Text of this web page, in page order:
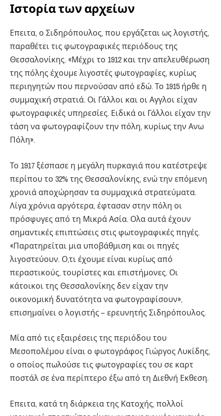
Ιστορία των αρχείων
Επειτα, ο Σιδηρόπουλος, που εργάζεται ως λογιστής,
παραθέτει τις φωτογραφικές περιόδους της
Θεσσαλονίκης. «Μέχρι το 1912 και την απελευθέρωση
της πόλης έχουμε λιγοστές φωτογραφίες, κυρίως
περιηγητών που περνούσαν από εδώ. Το 1915 ήρθε η
συμμαχική στρατιά. Οι Γάλλοι και οι Αγγλοι είχαν
φωτογραφικές υπηρεσίες. Ειδικά οι Γάλλοι είχαν την
τάση να φωτογραφίζουν την πόλη, κυρίως την Ανω
Πόλη».
Το 1917 ξέσπασε η μεγάλη πυρκαγιά που κατέστρεψε
περίπου το 32% της Θεσσαλονίκης, ενώ την επόμενη
χρονιά αποχώρησαν τα συμμαχικά στρατεύματα.
Λίγα χρόνια αργότερα, έφτασαν στην πόλη οι
πρόσφυγες από τη Μικρά Ασία. Ολα αυτά έχουν
σημαντικές επιπτώσεις στις φωτογραφικές πηγές.
«Παρατηρείται μια υποβάθμιση και οι πηγές
λιγοστεύουν. Ο,τι έχουμε είναι κυρίως από
περαστικούς, τουρίστες και επιστήμονες. Οι
κάτοικοι της Θεσσαλονίκης δεν είχαν την
οικονομική δυνατότητα να φωτογραφίσουν»,
επισημαίνει ο λογιστής – ερευνητής Σιδηρόπουλος.
Μία από τις εξαιρέσεις της περιόδου του
Μεσοπολέμου είναι ο φωτογράφος Γιώργος Λυκίδης,
ο οποίος πωλούσε τις φωτογραφίες του σε καρτ
ποστάλ σε ένα περίπτερο έξω από τη Διεθνή Εκθεση.
Επειτα, κατά τη διάρκεια της Κατοχής, πολλοί